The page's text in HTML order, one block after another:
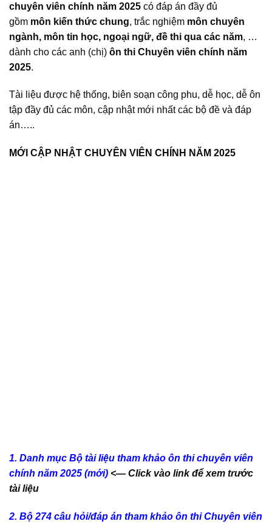
chuyên viên chính năm 2025 có đáp án đầy đủ
gồm môn kiến thức chung, trắc nghiệm môn chuyên
ngành, môn tin học, ngoại ngữ, đề thi qua các năm, …
dành cho các anh (chị) ôn thi Chuyên viên chính năm
2025.
Tài liệu được hệ thống, biên soạn công phu, dễ học, dễ ôn
tập đầy đủ các môn, cập nhật mới nhất các bộ đề và đáp
án…..
MỚI CẬP NHẬT CHUYÊN VIÊN CHÍNH NĂM 2025
1. Danh mục Bộ tài liệu tham khảo ôn thi chuyên viên
chính năm 2025 (mới) <— Click vào link để xem trước
tài liệu
2. Bộ 274 câu hỏi/đáp án tham khảo ôn thi Chuyên viên